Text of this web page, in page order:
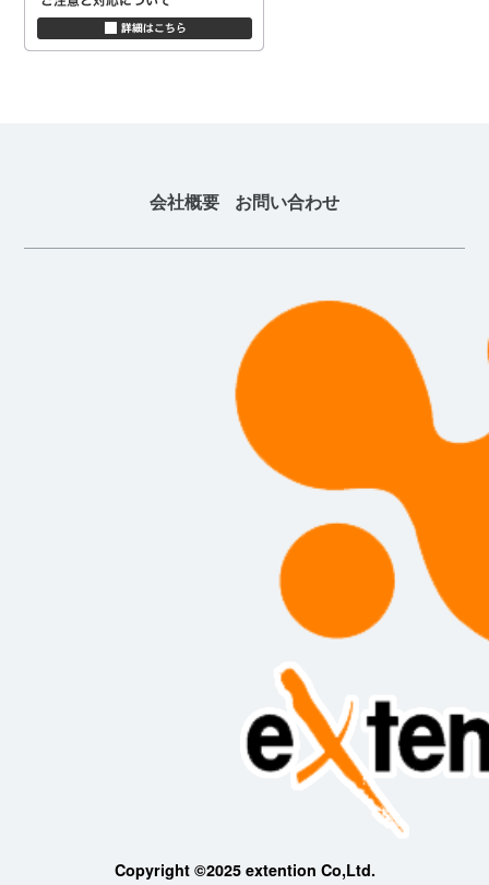
会社概要 お問い合わせ
Copyright ©2025 extention Co,Ltd.